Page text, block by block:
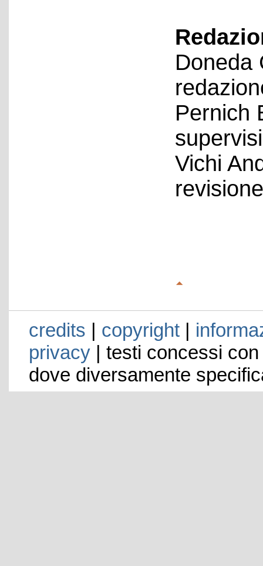
Doneda
Pernich
Vichi
revisione
credits | copyright|
privacy| testi concessi
dove diversamente